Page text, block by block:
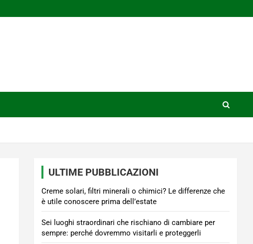
ULTIME PUBBLICAZIONI
Creme solari, filtri minerali o chimici? Le differenze che
è utile conoscere prima dell’estate
Sei luoghi straordinari che rischiano di cambiare per
sempre: perché dovremmo visitarli e proteggerli